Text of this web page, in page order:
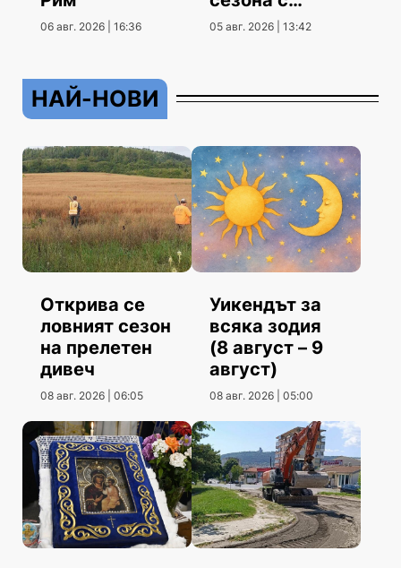
06 авг. 2026 | 16:36
гостуване
05 авг. 2026 | 13:42
НАЙ-НОВИ
Открива се
ловният сезон
на прелетен
дивеч
08 авг. 2026 | 06:05
Уикендът за
всяка зодия
(8 август – 9
август)
08 авг. 2026 | 05:00